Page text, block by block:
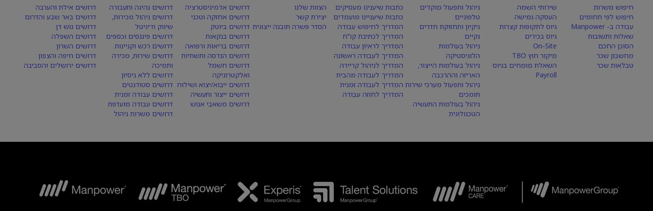
חיפוש משרות
חיפוש לפי תחומים
עבודה ב- Manpower
שאלות ותשובות
הסוכן החכם
מחשבון שכר
טבלאות שכר
שירותי השמה
העסקה גמישה
גיוס לתקופות קצרות
גיוס בכירים
On-Site
מיקור חוץ TBO
השאלת מומחים בגיוס
Payroll
ניהול ותפעול מוקדים
טלפוניים
ניקיון ותחזוקת חדרים
נקיים
ניהול בעולמות
הלוגיסטיקה
ניהול בעולמות הייצור,
האריזה וההרכבה
ניהול ותפעול מערכי שירות
תומכים
ניהול בעולמות התעשיה
הטכנולוגית
כתבות שיענינו מעסיקים
כתבות שיעניינו מועמדים
המדריך לחיפוש עבודה
המדריך לכתיבת קו"ח
המדריך לראיון עבודה
המדריך לעבודה ראשונה
המדריך לניהול קריירה
המדריך לעבודה מהבית
המדריך לעבודה זמנית
המדריך לחוזה עבודה
הצוות שלנו
יצירת קשר
הסדר פשרה תובנה ייצוגית
דרושים אדמיניסטרציה
דרושים אחזקה וטכני
דרושים ביוטק
דרושים בנקאות
דרושים בריאות ורפואה
דרושים הנדסה ותשתיות
דרושים חשמל
ואלקטרוניקה
דרושים ייבוא/יצוא ושילוח
דרושים ייצור ותעשיה
דרושים משאבי אנוש
דרושים נהיגה ותעבורה
דרושים ניהול מכירות,
שיווק ודיגיטל
דרושים פיננסים וכספים
דרושים רכש וקניינות
דרושים שירות, מכירה
ותמיכה
דרושים ללא ניסיון
דרושים סטודנטים
דרושים עבודה זמנית
דרושים עבודה מועדפת
דרושים משרות ניהול
דרושים אילת והערבה
דרושים באר שבע והדרום
דרושים גוש דן
דרושים השפלה
דרושים השרון
דרושים חיפה והצפון
דרושים ירושלים והסביבה